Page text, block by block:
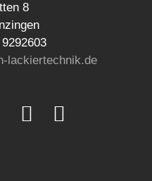
8
lackiertechnik.de